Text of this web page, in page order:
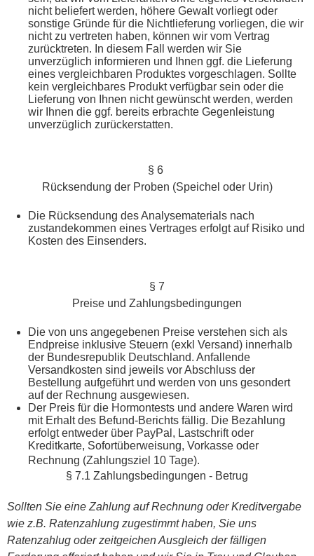
nicht beliefert werden, höhere Gewalt vorliegt oder
sonstige Gründe für die Nichtlieferung vorliegen, die wir
nicht zu vertreten haben, können wir vom Vertrag
zurücktreten. In diesem Fall werden wir Sie
unverzüglich informieren und Ihnen ggf. die Lieferung
eines vergleichbaren Produktes vorgeschlagen. Sollte
kein vergleichbares Produkt verfügbar sein oder die
Lieferung von Ihnen nicht gewünscht werden, werden
wir Ihnen die ggf. bereits erbrachte Gegenleistung
unverzüglich zurückerstatten.
§ 6
Rücksendung der Proben (Speichel oder Urin)
Die Rücksendung des Analysematerials nach
zustandekommen eines Vertrages erfolgt auf Risiko und
Kosten des Einsenders.
§ 7
Preise und Zahlungsbedingungen
Die von uns angegebenen Preise verstehen sich als
Endpreise inklusive Steuern (exkl Versand) innerhalb
der Bundesrepublik Deutschland. Anfallende
Versandkosten sind jeweils vor Abschluss der
Bestellung aufgeführt und werden von uns gesondert
auf der Rechnung ausgewiesen.
Der Preis für die Hormontests und andere Waren wird
mit Erhalt des Befund-Berichts fällig. Die Bezahlung
erfolgt entweder über PayPal, Lastschrift oder
Kreditkarte, Sofortüberweisung, Vorkasse oder
Rechnung (Zahlungsziel 10 Tage).
§ 7.1 Zahlungsbedingungen - Betrug
Sollten Sie eine Zahlung auf Rechnung oder Kreditvergabe
wie z.B. Ratenzahlung zugestimmt haben, Sie uns
Ratenzahlug oder zeitgeichen Ausgleich der fälligen